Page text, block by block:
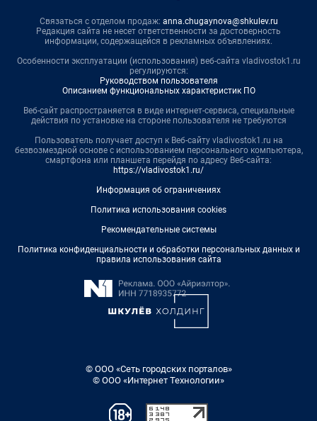
Связаться с отделом продаж: anna.chugaynova@shkulev.ru
Редакция сайта не несет ответственности за достоверность
информации, содержащейся в рекламных объявлениях.
Особенности эксплуатации (использования) веб-сайта vladivostok1.ru
регулируются:
Руководством пользователя
Описанием функциональных характеристик ПО
Веб-сайт распространяется в виде интернет-сервиса, специальные
действия по установке на стороне пользователя не требуются
Пользователь получает доступ к Веб-сайту vladivostok1.ru на
безвозмездной основе с использованием персонального компьютера,
смартфона или планшета перейдя по адресу Веб-сайта:
https://vladivostok1.ru/
Информация об ограничениях
Политика использования cookies
Рекомендательные системы
Политика конфиденциальности и обработки персональных данных и
правила использования сайта
© ООО «Сеть городских порталов»
© ООО «Интернет Технологии»